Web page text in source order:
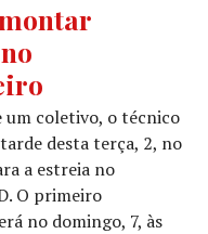
um coletivo, o técnico
desta terça, 2, no
a estreia no
O primeiro
no domingo, 7, às